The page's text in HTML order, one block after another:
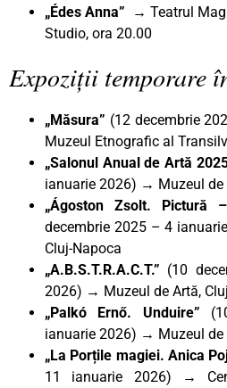
„Édes Anna” → Teatrul
Studio, ora 20.00
Expoziții temporare
„Măsura” (12 decembrie
Muzeul Etnografic al
„Salonul Anual de Artă
ianuarie 2026) → Muzeul de
„Ágoston Zsolt. Pictură
decembrie 2025 – 4
Cluj-Napoca
„A.B.S.T.R.A.C.T.” (10
2026) → Muzeul de Artă,
„Palkó Ernő. Unduire”
ianuarie 2026) → Muzeul de
„La Porțile magiei. Anica
11 ianuarie 2026)
→